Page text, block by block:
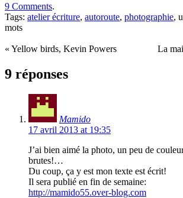
9 Comments.
Tags: atelier écriture, autoroute, photographie,
mots
« Yellow birds, Kevin Powers La
9 réponses
Mamido
17 avril 2013 at 19:35
J’ai bien aimé la photo, un peu de
brutes!…
Du coup, ça y est mon texte est écrit!
Il sera publié en fin de semaine:
http://mamido55.over-blog.com